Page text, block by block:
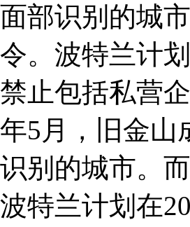
面部识别的城
令。波特兰计
禁止包括私营
年5月，旧金山
识别的城市。
波特兰计划在